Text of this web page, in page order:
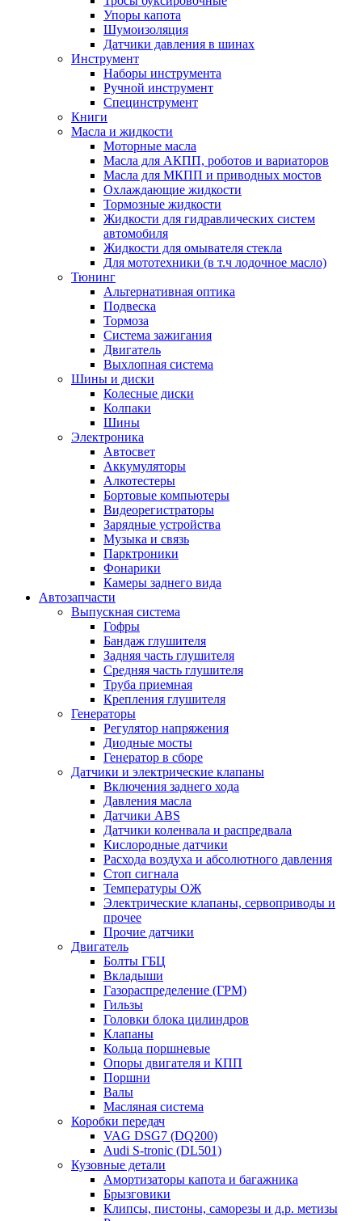
Упоры капота
Шумоизоляция
Датчики давления в шинах
Инструмент
Наборы инструмента
Ручной инструмент
Специнструмент
Книги
Масла и жидкости
Моторные масла
Масла для АКПП, роботов и вариаторов
Масла для МКПП и приводных мостов
Охлаждающие жидкости
Тормозные жидкости
Жидкости для гидравлических систем
автомобиля
Жидкости для омывателя стекла
Для мототехники (в т.ч лодочное масло)
Тюнинг
Альтернативная оптика
Подвеска
Тормоза
Система зажигания
Двигатель
Выхлопная система
Шины и диски
Колесные диски
Колпаки
Шины
Электроника
Автосвет
Аккумуляторы
Алкотестеры
Бортовые компьютеры
Видеорегистраторы
Зарядные устройства
Музыка и связь
Парктроники
Фонарики
Камеры заднего вида
Автозапчасти
Выпускная система
Гофры
Бандаж глушителя
Задняя часть глушителя
Средняя часть глушителя
Труба приемная
Крепления глушителя
Генераторы
Регулятор напряжения
Диодные мосты
Генератор в сборе
Датчики и электрические клапаны
Включения заднего хода
Давления масла
Датчики ABS
Датчики коленвала и распредвала
Кислородные датчики
Расхода воздуха и абсолютного давления
Стоп сигнала
Температуры ОЖ
Электрические клапаны, сервоприводы и
прочее
Прочие датчики
Двигатель
Болты ГБЦ
Вкладыши
Газораспределение (ГРМ)
Гильзы
Головки блока цилиндров
Клапаны
Кольца поршневые
Опоры двигателя и КПП
Поршни
Валы
Масляная система
Коробки передач
VAG DSG7 (DQ200)
Audi S-tronic (DL501)
Кузовные детали
Амортизаторы капота и багажника
Брызговики
Клипсы, пистоны, саморезы и д.р. метизы